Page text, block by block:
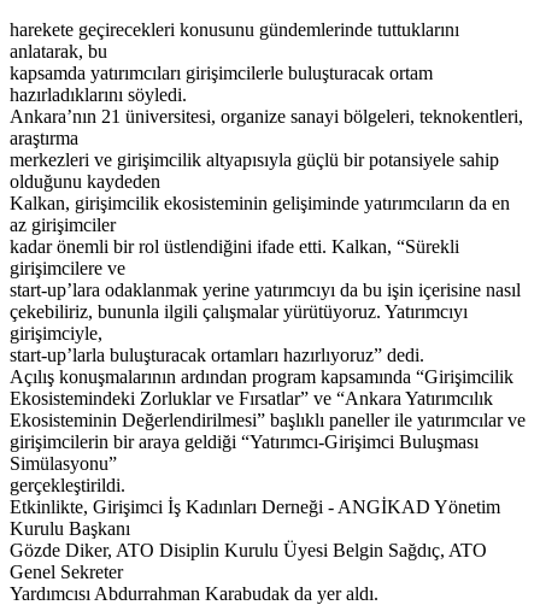
harekete geçirecekleri konusunu gündemlerinde tuttuklarını
anlatarak, bu
kapsamda yatırımcıları girişimcilerle buluşturacak ortam
hazırladıklarını söyledi.
Ankara’nın 21 üniversitesi, organize sanayi bölgeleri, teknokentleri,
araştırma
merkezleri ve girişimcilik altyapısıyla güçlü bir potansiyele sahip
olduğunu kaydeden
Kalkan, girişimcilik ekosisteminin gelişiminde yatırımcıların da en
az girişimciler
kadar önemli bir rol üstlendiğini ifade etti. Kalkan, “Sürekli
girişimcilere ve
start-up’lara odaklanmak yerine yatırımcıyı da bu işin içerisine nasıl
çekebiliriz, bununla ilgili çalışmalar yürütüyoruz. Yatırımcıyı
girişimciyle,
start-up’larla buluşturacak ortamları hazırlıyoruz” dedi.
Açılış konuşmalarının ardından program kapsamında “Girişimcilik
Ekosistemindeki Zorluklar ve Fırsatlar” ve “Ankara Yatırımcılık
Ekosisteminin Değerlendirilmesi” başlıklı paneller ile yatırımcılar ve
girişimcilerin bir araya geldiği “Yatırımcı-Girişimci Buluşması
Simülasyonu”
gerçekleştirildi.
Etkinlikte, Girişimci İş Kadınları Derneği - ANGİKAD Yönetim
Kurulu Başkanı
Gözde Diker, ATO Disiplin Kurulu Üyesi Belgin Sağdıç, ATO
Genel Sekreter
Yardımcısı Abdurrahman Karabudak da yer aldı.